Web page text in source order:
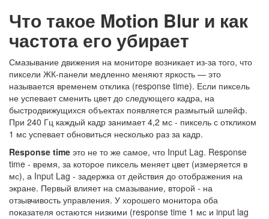
Что такое Motion Blur и как
частота его убирает
Смазывание движения на мониторе возникает из-за того, что
пиксели ЖК-панели медленно меняют яркость — это
называется временем отклика (response time). Если пиксель
не успевает сменить цвет до следующего кадра, на
быстродвижущихся объектах появляется размытый шлейф.
При 240 Гц каждый кадр занимает 4,2 мс - пиксель с откликом
1 мс успевает обновиться несколько раз за кадр.
Response time это не то же самое, что Input Lag. Response
time - время, за которое пиксель меняет цвет (измеряется в
мс), а Input Lag - задержка от действия до отображения на
экране. Первый влияет на смазывание, второй - на
отзывчивость управления. У хорошего монитора оба
показателя остаются низкими (response time 1 мс и input lag